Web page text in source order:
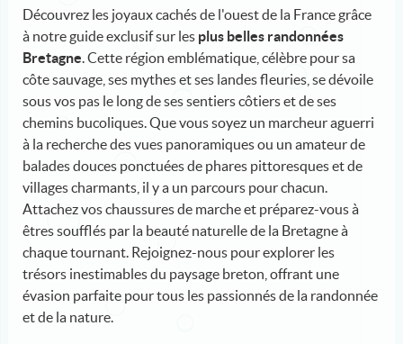
Découvrez les joyaux cachés de l'ouest de la France grâce
à notre guide exclusif sur les plus belles randonnées
Bretagne. Cette région emblématique, célèbre pour sa
côte sauvage, ses mythes et ses landes fleuries, se dévoile
sous vos pas le long de ses sentiers côtiers et de ses
chemins bucoliques. Que vous soyez un marcheur aguerri
à la recherche des vues panoramiques ou un amateur de
balades douces ponctuées de phares pittoresques et de
villages charmants, il y a un parcours pour chacun.
Attachez vos chaussures de marche et préparez-vous à
êtres soufflés par la beauté naturelle de la Bretagne à
chaque tournant. Rejoignez-nous pour explorer les
trésors inestimables du paysage breton, offrant une
évasion parfaite pour tous les passionnés de la randonnée
et de la nature.